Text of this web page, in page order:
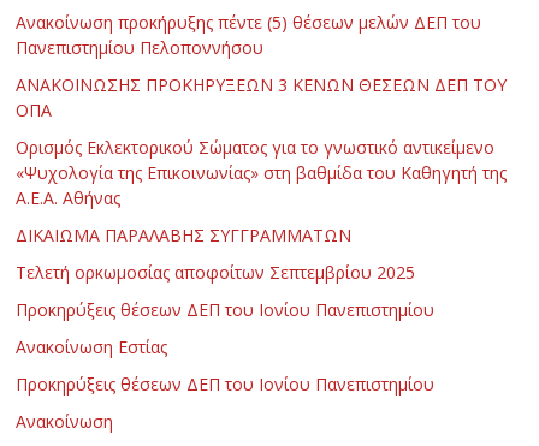
Ανακοίνωση προκήρυξης πέντε (5) θέσεων μελών ΔΕΠ του
Πανεπιστημίου Πελοποννήσου
ΑΝΑΚΟΙΝΩΣΗΣ ΠΡΟΚΗΡΥΞΕΩΝ 3 ΚΕΝΩΝ ΘΕΣΕΩΝ ΔΕΠ ΤΟΥ
ΟΠΑ
Ορισμός Εκλεκτορικού Σώματος για το γνωστικό αντικείμενο
«Ψυχολογία της Επικοινωνίας» στη βαθμίδα του Καθηγητή της
Α.Ε.Α. Αθήνας
ΔΙΚΑΙΩΜΑ ΠΑΡΑΛΑΒΗΣ ΣΥΓΓΡΑΜΜΑΤΩΝ
Τελετή ορκωμοσίας αποφοίτων Σεπτεμβρίου 2025
Προκηρύξεις θέσεων ΔΕΠ του Ιονίου Πανεπιστημίου
Ανακοίνωση Εστίας
Προκηρύξεις θέσεων ΔΕΠ του Ιονίου Πανεπιστημίου
Ανακοίνωση